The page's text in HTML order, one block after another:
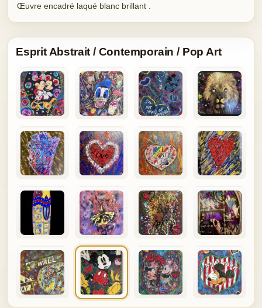
Œuvre encadré laqué blanc brillant .
Esprit Abstrait / Contemporain / Pop Art